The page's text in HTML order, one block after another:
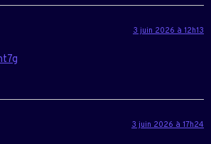
3 juin 2026 à 12h13
3 juin 2026 à 17h24